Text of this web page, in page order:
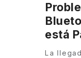
está
La